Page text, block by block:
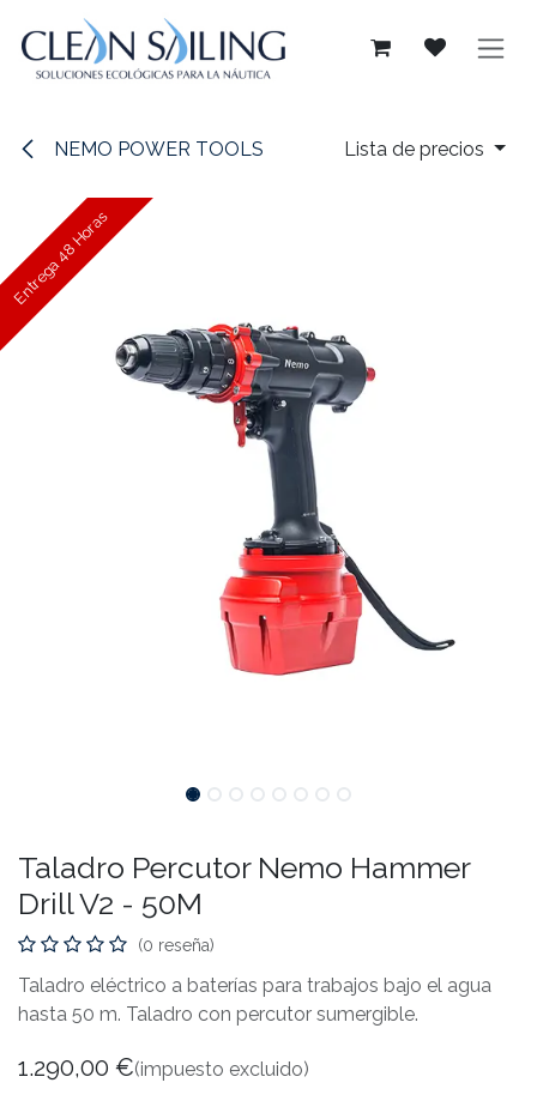
Ir al contenido
NEMO POWER TOOLS Lista de precios
Entrega 48 Horas
Taladro Percutor Nemo Hammer
Drill V2 - 50M
(0 reseña)
Taladro eléctrico a baterías para trabajos bajo el agua
hasta 50 m. Taladro con percutor sumergible.
1.290,00 €(impuesto excluido)